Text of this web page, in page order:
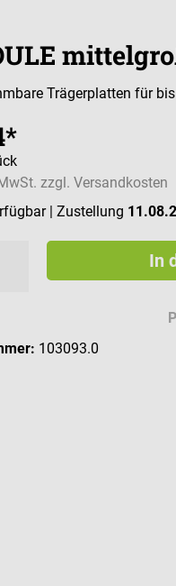
Trägerplatten für
zzgl. Versandkosten
| Zustellung
In
103093.0